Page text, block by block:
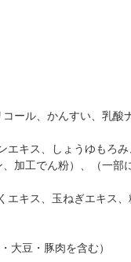
ール、かんすい、乳酸
キス、しょうゆもろ
加工でん粉）、（一部
キス、玉ねぎエキス
大豆・豚肉を含む）